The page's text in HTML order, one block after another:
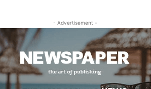
- Advertisement -